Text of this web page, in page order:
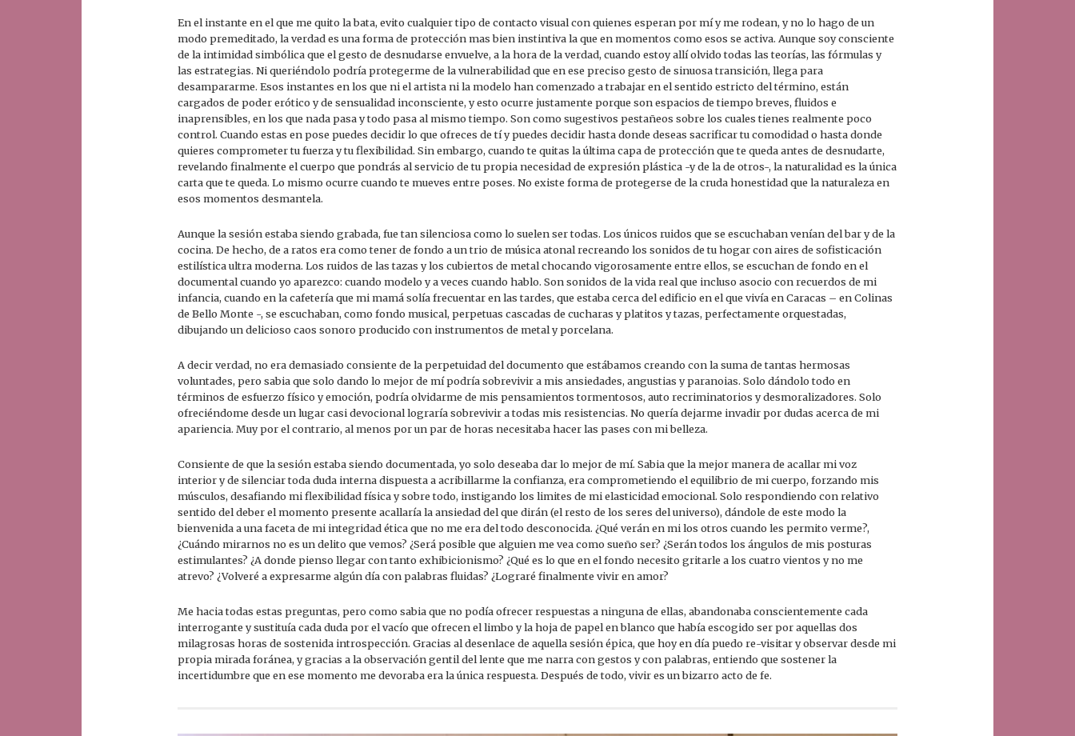
En el instante en el que me quito la bata, evito cualquier tipo de contacto visual con quienes esperan por mí y me rodean, y no lo hago de un
modo premeditado, la verdad es una forma de protección mas bien instintiva la que en momentos como esos se activa. Aunque soy consciente
de la intimidad simbólica que el gesto de desnudarse envuelve, a la hora de la verdad, cuando estoy allí olvido todas las teorías, las fórmulas y
las estrategias. Ni queriéndolo podría protegerme de la vulnerabilidad que en ese preciso gesto de sinuosa transición, llega para
desampararme. Esos instantes en los que ni el artista ni la modelo han comenzado a trabajar en el sentido estricto del término, están
cargados de poder erótico y de sensualidad inconsciente, y esto ocurre justamente porque son espacios de tiempo breves, fluidos e
inaprensibles, en los que nada pasa y todo pasa al mismo tiempo. Son como sugestivos pestañeos sobre los cuales tienes realmente poco
control. Cuando estas en pose puedes decidir lo que ofreces de tí y puedes decidir hasta donde deseas sacrificar tu comodidad o hasta donde
quieres comprometer tu fuerza y tu flexibilidad. Sin embargo, cuando te quitas la última capa de protección que te queda antes de desnudarte,
revelando finalmente el cuerpo que pondrás al servicio de tu propia necesidad de expresión plástica -y de la de otros-, la naturalidad es la única
carta que te queda. Lo mismo ocurre cuando te mueves entre poses. No existe forma de protegerse de la cruda honestidad que la naturaleza en
esos momentos desmantela.
Aunque la sesión estaba siendo grabada, fue tan silenciosa como lo suelen ser todas. Los únicos ruidos que se escuchaban venían del bar y de la
cocina. De hecho, de a ratos era como tener de fondo a un trio de música atonal recreando los sonidos de tu hogar con aires de sofisticación
estilística ultra moderna. Los ruidos de las tazas y los cubiertos de metal chocando vigorosamente entre ellos, se escuchan de fondo en el
documental cuando yo aparezco: cuando modelo y a veces cuando hablo. Son sonidos de la vida real que incluso asocio con recuerdos de mi
infancia, cuando en la cafetería que mi mamá solía frecuentar en las tardes, que estaba cerca del edificio en el que vivía en Caracas – en Colinas
de Bello Monte -, se escuchaban, como fondo musical, perpetuas cascadas de cucharas y platitos y tazas, perfectamente orquestadas,
dibujando un delicioso caos sonoro producido con instrumentos de metal y porcelana.
A decir verdad, no era demasiado consiente de la perpetuidad del documento que estábamos creando con la suma de tantas hermosas
voluntades, pero sabia que solo dando lo mejor de mí podría sobrevivir a mis ansiedades, angustias y paranoias. Solo dándolo todo en
términos de esfuerzo físico y emoción, podría olvidarme de mis pensamientos tormentosos, auto recriminatorios y desmoralizadores. Solo
ofreciéndome desde un lugar casi devocional lograría sobrevivir a todas mis resistencias. No quería dejarme invadir por dudas acerca de mi
apariencia. Muy por el contrario, al menos por un par de horas necesitaba hacer las pases con mi belleza.
Consiente de que la sesión estaba siendo documentada, yo solo deseaba dar lo mejor de mí. Sabia que la mejor manera de acallar mi voz
interior y de silenciar toda duda interna dispuesta a acribillarme la confianza, era comprometiendo el equilibrio de mi cuerpo, forzando mis
músculos, desafiando mi flexibilidad física y sobre todo, instigando los limites de mi elasticidad emocional. Solo respondiendo con relativo
sentido del deber el momento presente acallaría la ansiedad del que dirán (el resto de los seres del universo), dándole de este modo la
bienvenida a una faceta de mi integridad ética que no me era del todo desconocida. ¿Qué verán en mi los otros cuando les permito verme?,
¿Cuándo mirarnos no es un delito que vemos? ¿Será posible que alguien me vea como sueño ser? ¿Serán todos los ángulos de mis posturas
estimulantes? ¿A donde pienso llegar con tanto exhibicionismo? ¿Qué es lo que en el fondo necesito gritarle a los cuatro vientos y no me
atrevo? ¿Volveré a expresarme algún día con palabras fluidas? ¿Lograré finalmente vivir en amor?
Me hacia todas estas preguntas, pero como sabia que no podía ofrecer respuestas a ninguna de ellas, abandonaba conscientemente cada
interrogante y sustituía cada duda por el vacío que ofrecen el limbo y la hoja de papel en blanco que había escogido ser por aquellas dos
milagrosas horas de sostenida introspección. Gracias al desenlace de aquella sesión épica, que hoy en día puedo re-visitar y observar desde mi
propia mirada foránea, y gracias a la observación gentil del lente que me narra con gestos y con palabras, entiendo que sostener la
incertidumbre que en ese momento me devoraba era la única respuesta. Después de todo, vivir es un bizarro acto de fe.